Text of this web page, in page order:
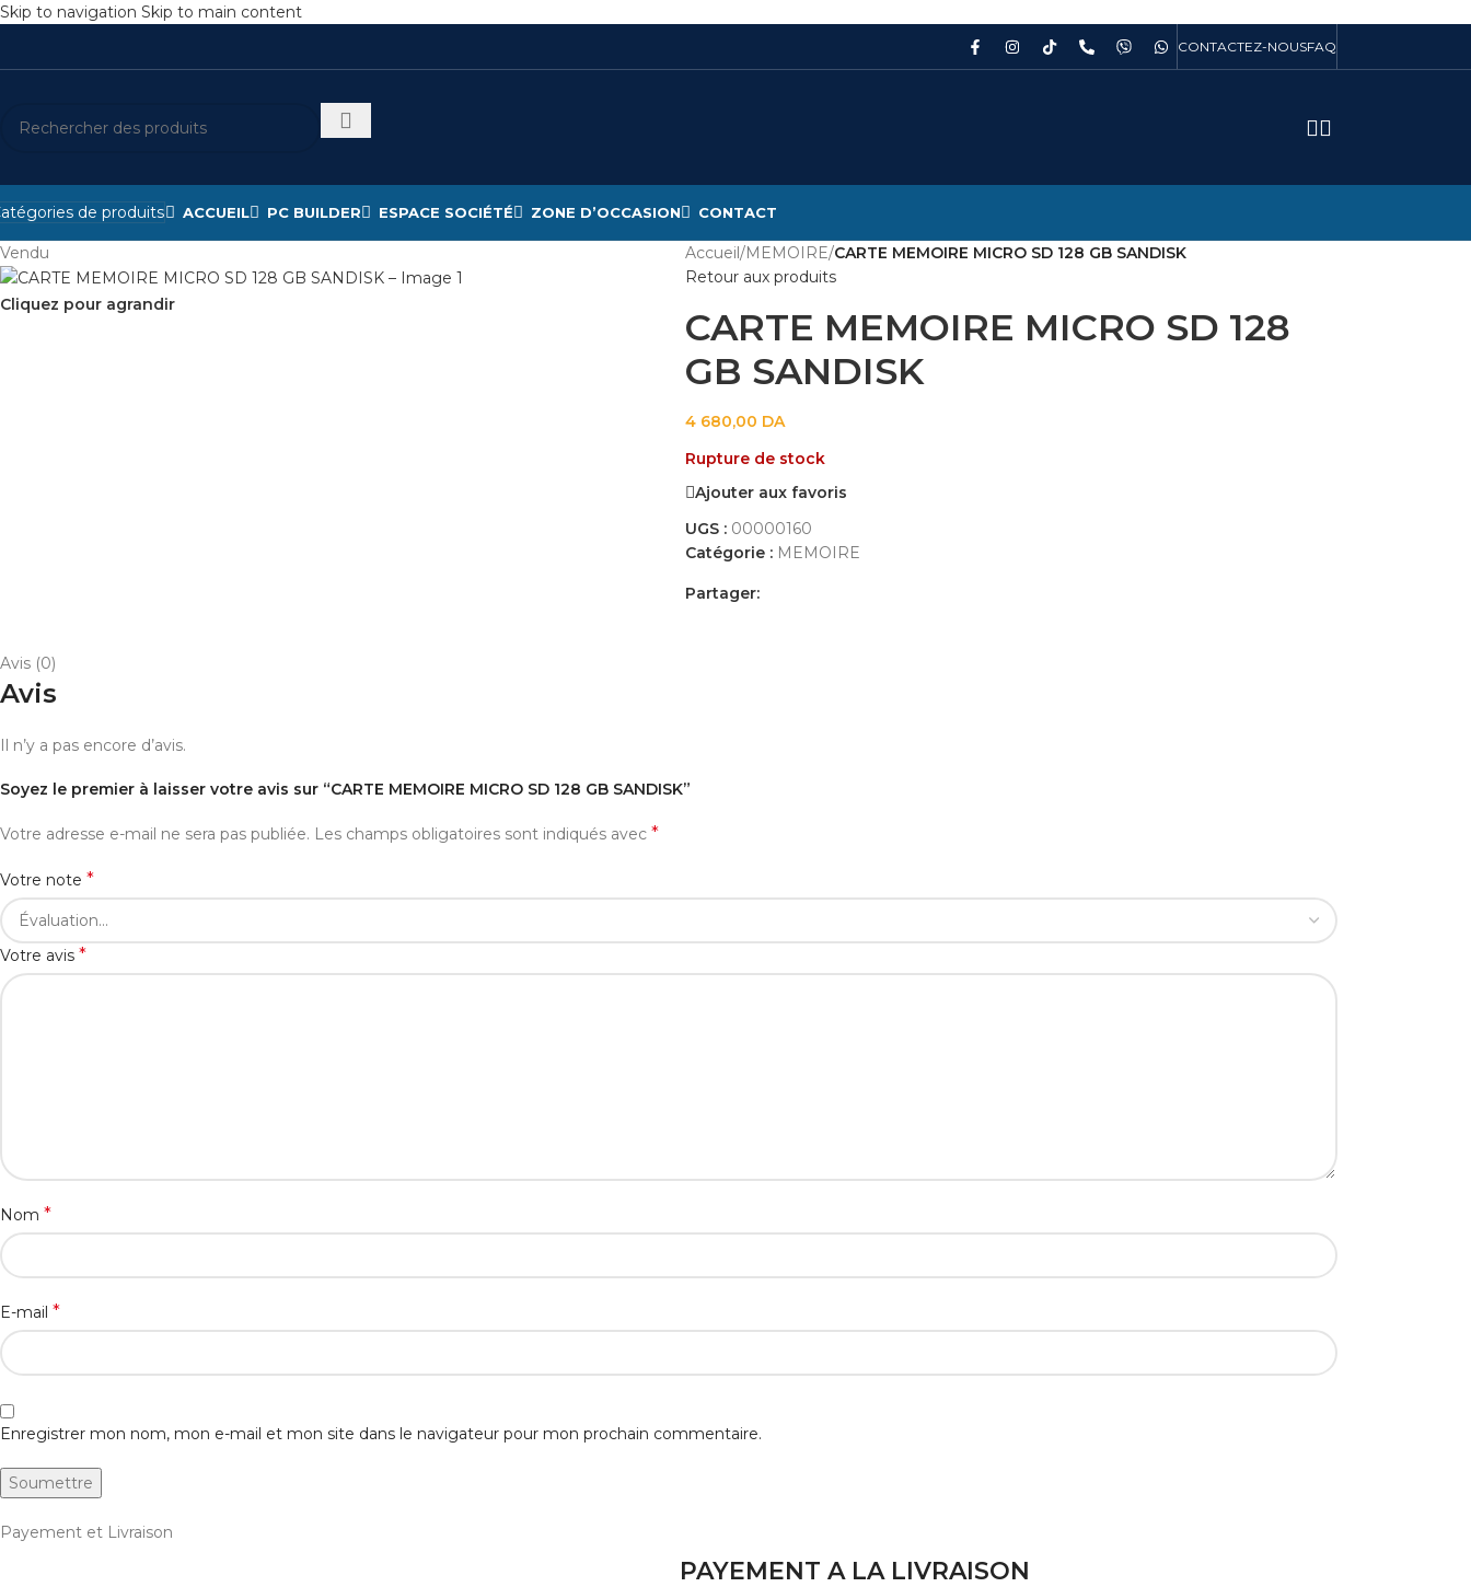
Skip to navigation Skip to main content
CONTACTEZ-NOUSFAQ
de produits ACCUEIL PC BUILDER ESPACE SOCIÉTÉ ZONE D’OCCASION CONTACT
Vendu
Cliquez pour agrandir
Accueil/MEMOIRE/CARTE MEMOIRE MICRO SD 128 GB SANDISK
Retour aux produits
CARTE MEMOIRE MICRO SD 128
GB SANDISK
4 680,00 DA
Rupture de stock
Ajouter aux favoris
UGS : 00000160
Catégorie : MEMOIRE
Partager:
Avis (0)
Avis
Il n’y a pas encore d’avis.
Soyez le premier à laisser votre avis sur “CARTE MEMOIRE MICRO SD 128 GB SANDISK”
Votre adresse e-mail ne sera pas publiée. Les champs obligatoires sont indiqués avec *
Votre note *
Votre avis *
Nom *
E-mail *
Enregistrer mon nom, mon e-mail et mon site dans le navigateur pour mon prochain commentaire.
Payement et Livraison
PAYEMENT A LA LIVRAISON